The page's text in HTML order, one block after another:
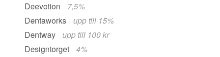
Deevotion
7,5%
Dentaworks
upp till 15%
Dentway
upp till 100 kr
Designtorget
4%